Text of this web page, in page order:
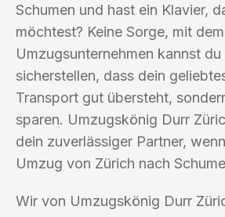
Schumen und hast ein Klavier,
möchtest? Keine Sorge, mit
Umzugsunternehmen kannst
sicherstellen, dass dein
Transport gut übersteht,
sparen. Umzugskönig Durr
dein zuverlässiger Partner,
Umzug von Zürich nach
Wir von Umzugskönig Durr